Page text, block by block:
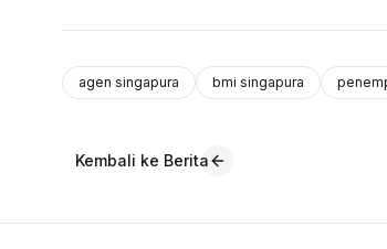
agen singapura bmi singapura
Kembali ke Berita